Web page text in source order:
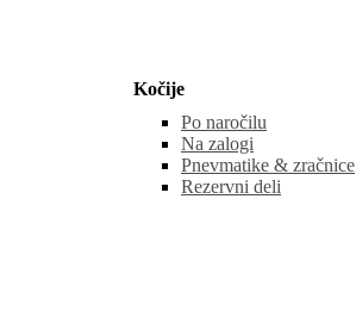
Kočije
Po naročilu
Na zalogi
Pnevmatike & zračnice
Rezervni deli